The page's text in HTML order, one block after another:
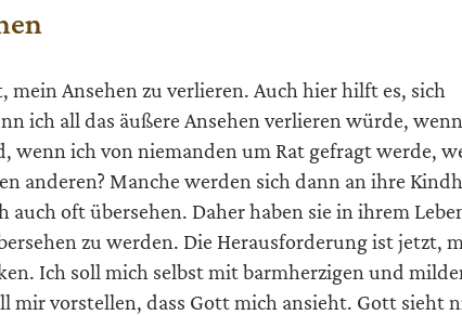
mein Ansehen zu verlieren. Auch hier hilft es, sich
ich all das äußere Ansehen verlieren würde, wenn
wenn ich von niemanden um Rat gefragt werde,
anderen? Manche werden sich dann an ihre
auch oft übersehen. Daher haben sie in ihrem
zu werden. Die Herausforderung ist jetzt,
Ich soll mich selbst mit barmherzigen und
mir vorstellen, dass Gott mich ansieht. Gott sieht